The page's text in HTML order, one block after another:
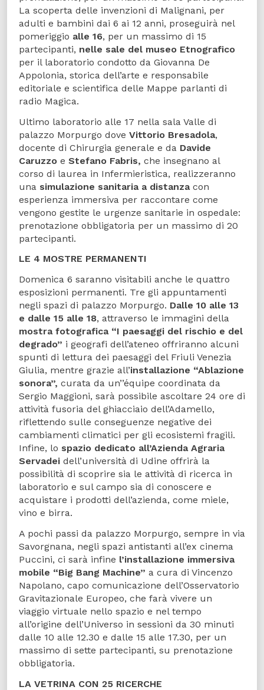
La scoperta delle invenzioni di Malignani, per
adulti e bambini dai 6 ai 12 anni, proseguirà nel
pomeriggio alle 16, per un massimo di 15
partecipanti, nelle sale del museo Etnografico
per il laboratorio condotto da Giovanna De
Appolonia, storica dell’arte e responsabile
editoriale e scientifica delle Mappe parlanti di
radio Magica.
Ultimo laboratorio alle 17 nella sala Valle di
palazzo Morpurgo dove Vittorio Bresadola,
docente di Chirurgia generale e da Davide
Caruzzo e Stefano Fabris, che insegnano al
corso di laurea in Infermieristica, realizzeranno
una simulazione sanitaria a distanzacon
esperienza immersiva per raccontare come
vengono gestite le urgenze sanitarie in ospedale:
prenotazione obbligatoria per un massimo di 20
partecipanti.
LE 4 MOSTRE PERMANENTI
Domenica 6 saranno visitabili anche le quattro
esposizioni permanenti. Tre gli appuntamenti
negli spazi di palazzo Morpurgo. Dalle 10 alle 13
e dalle 15 alle 18, attraverso le immagini della
mostra fotografica “I paesaggi del rischio e del
degrado” i geografi dell’ateneo offriranno alcuni
spunti di lettura dei paesaggi del Friuli Venezia
Giulia, mentre grazie all’installazione “Ablazione
sonora”, curata da un’’équipe coordinata da
Sergio Maggioni, sarà possibile ascoltare 24 ore di
attività fusoria del ghiacciaio dell’Adamello,
riflettendo sulle conseguenze negative dei
cambiamenti climatici per gli ecosistemi fragili.
Infine, lo spazio dedicato all’Azienda Agraria
Servadei dell’università di Udine offrirà la
possibilità di scoprire sia le attività di ricerca in
laboratorio e sul campo sia di conoscere e
acquistare i prodotti dell’azienda, come miele,
vino e birra.
A pochi passi da palazzo Morpurgo, sempre in via
Savorgnana, negli spazi antistanti all’ex cinema
Puccini, ci sarà infine l’installazione immersiva
mobile “Big Bang Machine” a cura di Vincenzo
Napolano, capo comunicazione dell’Osservatorio
Gravitazionale Europeo, che farà vivere un
viaggio virtuale nello spazio e nel tempo
all’origine dell’Universo in sessioni da 30 minuti
dalle 10 alle 12.30 e dalle 15 alle 17.30, per un
massimo di sette partecipanti, su prenotazione
obbligatoria.
LA VETRINA CON 25 RICERCHE